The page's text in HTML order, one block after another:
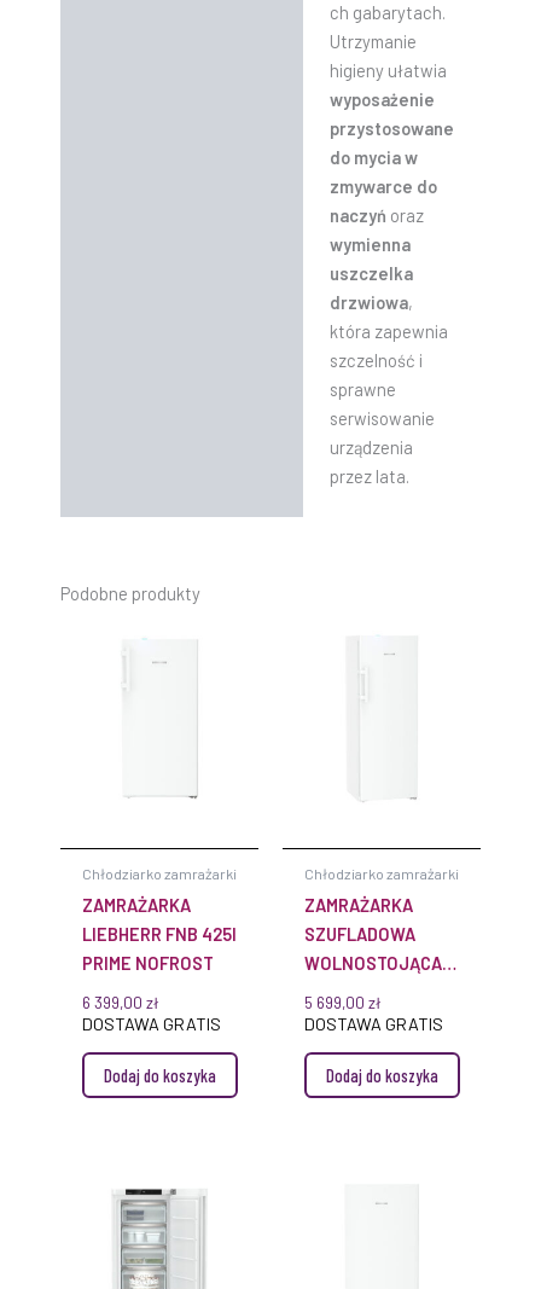
ch gabarytach.
Utrzymanie
higieny ułatwia
wyposażenie
przystosowane
do mycia w
zmywarce do
naczyń oraz
wymienna
uszczelka
drzwiowa,
która zapewnia
szczelność i
sprawne
serwisowanie
urządzenia
przez lata.
Podobne produkty
Chłodziarko zamrażarki
ZAMRAŻARKA
LIEBHERR FNB 425I
PRIME NOFROST
6 399,00 zł
DOSTAWA GRATIS
Dodaj do koszyka
Chłodziarko zamrażarki
ZAMRAŻARKA
SZUFLADOWA
WOLNOSTOJĄCA
FND 505I PRIME
NOFROST
5 699,00 zł
DOSTAWA GRATIS
Dodaj do koszyka